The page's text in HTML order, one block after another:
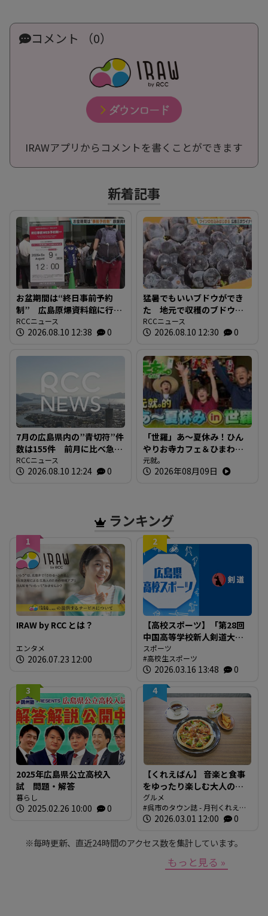
コメント （0）
IRAWアプリからコメントを書くことができます
新着記事
お盆期間は“終日事前予約
制” 広島原爆資料館に行
列 その場でWEB予約 混
雑の緩和へ
RCCニュース
2026.08.10 12:38 0
猛暑でもいいブドウができ
た 地元で収穫のブドウで
ワインの初仕込み 広島三
次ワイナリー
RCCニュース
2026.08.10 12:30 0
7月の広島県内の”青切符”件
数は155件 前月に比べ急
増 「ながらスマホ」が9割
超えで最多 広島
RCCニュース
2026.08.10 12:24 0
「世羅」あ～夏休み！ひん
やりお寺カフェ＆ひまわり
畑！コウノトリを発見
元就。
2026年08月09日
ランキング
1
IRAW by RCC とは？
エンタメ
2026.07.23 12:00
2
【高校スポーツ】「第28回
中国高等学校新人剣道大
会」結果
スポーツ
高校生スポーツ
2026.03.16 13:48
0
3
2025年広島県公立高校入
試 問題・解答
暮らし
2025.02.26 10:00 0
4
【くれえばん】 音楽と食事
をゆったり楽しむ大人の隠
れ家カフェ「Nobody
Knows」
グルメ
呉市のタウン誌 - 月刊くれえば
ん 2026.03.01 12:00 0
※毎時更新、直近24時間のアクセス数を集計しています。
もっと見る »